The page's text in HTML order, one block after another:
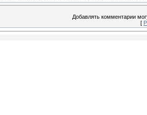
Добавлять комментарии
[